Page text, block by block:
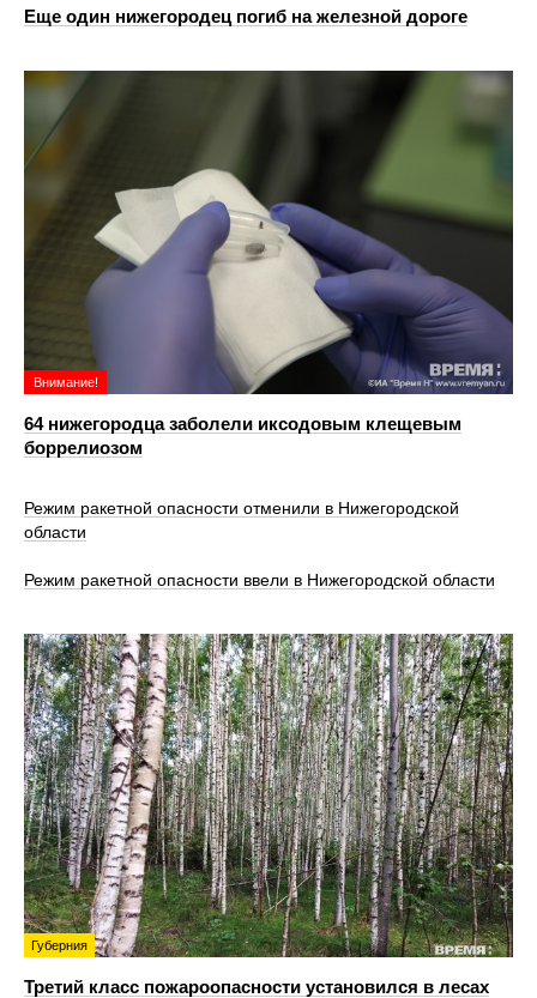
Еще один нижегородец погиб на железной дороге
Внимание!
64 нижегородца заболели иксодовым клещевым
боррелиозом
Режим ракетной опасности отменили в Нижегородской
области
Режим ракетной опасности ввели в Нижегородской области
Губерния
Третий класс пожароопасности установился в лесах